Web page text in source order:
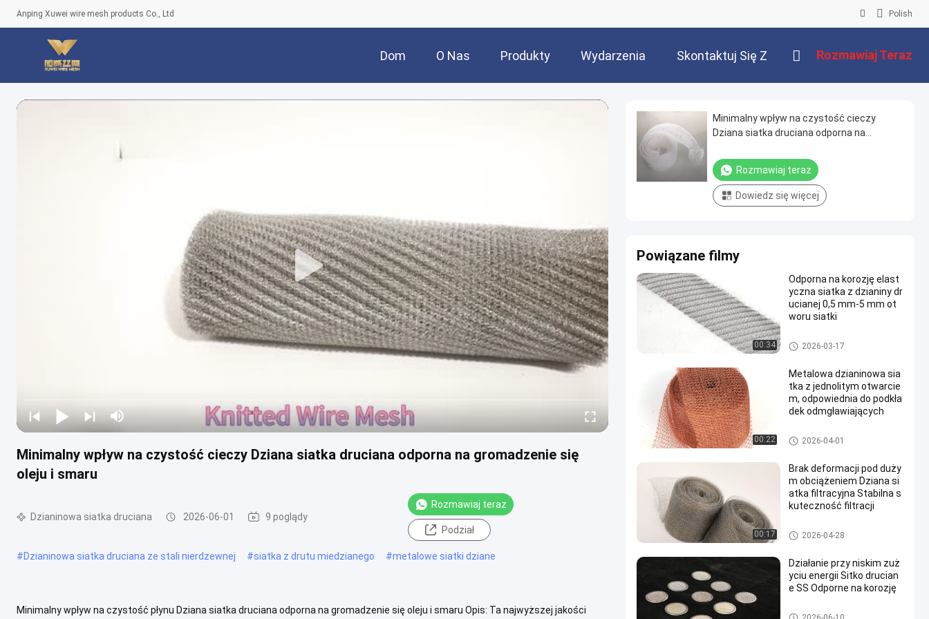
Anping Xuwei wire mesh products Co., Ltd Polish
Dom O Nas Produkty Wydarzenia Skontaktuj Się Z
Nami
Rozmawiaj Teraz
Minimalny wpływ na czystość cieczy Dziana siatka druciana odporna na gromadzenie się
oleju i smaru
Dzianinowa siatka druciana 2026-06-01 9 poglądy
Rozmawiaj teraz
Podział
#Dzianinowa siatka druciana ze stali nierdzewnej #siatka z drutu miedzianego #metalowe siatki dziane
Minimalny wpływ na czystość płynu Dziana siatka druciana odporna na gromadzenie się oleju i smaru Opis: Ta najwyższej jakości
Minimalny wpływ na czystość cieczy
Dziana siatka druciana odporna na
Rozmawiaj teraz
Dowiedz się więcej
Powiązane filmy
00:34
Odporna na korozję elast
yczna siatka z dzianiny dr
ucianej 0,5 mm-5 mm ot
woru siatki
Dzianinowa siatka druciana
2026-03-17
00:22
Metalowa dzianinowa sia
tka z jednolitym otwarcie
m, odpowiednia do podkła
dek odmgławiających
Dzianinowa siatka druciana
2026-04-01
00:17
Brak deformacji pod duży
m obciążeniem Dziana si
atka filtracyjna Stabilna s
kuteczność filtracji
Dzianinowa siatka druciana
2026-04-28
Działanie przy niskim zuż
yciu energii Sitko drucian
e SS Odporne na korozję
SS Filtry